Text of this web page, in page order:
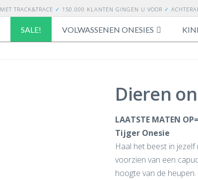
MET TRACK&TRACE ✓ 150.000 KLANTEN GINGEN U VOOR ✓
SALE! VOLWASSENEN ONESIES
Dieren
LAATSTE MATEN
Tijger Onesie
Haal het beest in
voorzien van een
hoogte van de